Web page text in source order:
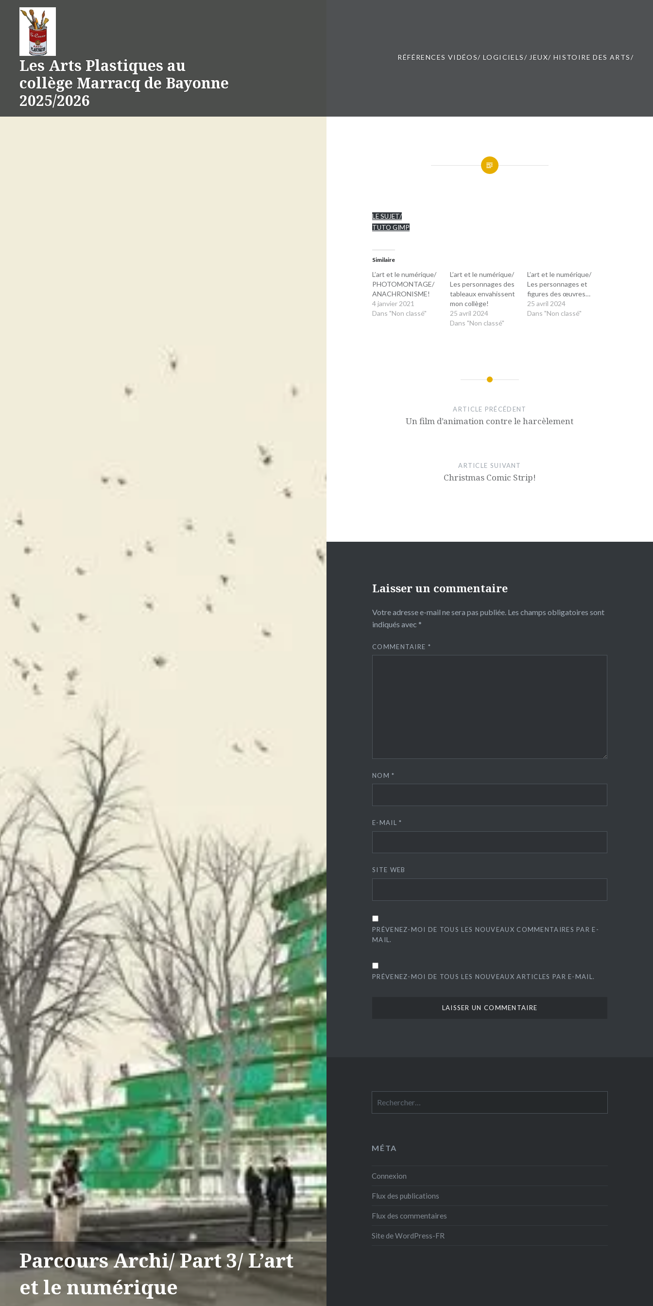
Les Arts Plastiques au
collège Marracq de Bayonne
2025/2026
RÉFÉRENCES VIDÉOS/ LOGICIELS/ JEUX/ HISTOIRE DES ARTS/
Parcours Archi/ Part 3/ L’art
et le numérique
LE SUJET/
TUTO GIMP
Similaire
L’art et le numérique/
PHOTOMONTAGE/
ANACHRONISME!
4 janvier 2021
Dans "Non classé"
L’art et le numérique/
Les personnages des
tableaux envahissent
mon collège!
25 avril 2024
Dans "Non classé"
L’art et le numérique/
Les personnages et
figures des œuvres…
25 avril 2024
Dans "Non classé"
ARTICLE PRÉCÉDENT
Un film d’animation contre le harcèlement
ARTICLE SUIVANT
Christmas Comic Strip!
Laisser un commentaire
Votre adresse e-mail ne sera pas publiée. Les champs obligatoires sont
indiqués avec *
COMMENTAIRE *
NOM*
E-MAIL*
SITE WEB
PRÉVENEZ-MOI DE TOUS LES NOUVEAUX COMMENTAIRES PAR E-
MAIL.
PRÉVENEZ-MOI DE TOUS LES NOUVEAUX ARTICLES PAR E-MAIL.
MÉTA
Connexion
Flux des publications
Flux des commentaires
Site de WordPress-FR